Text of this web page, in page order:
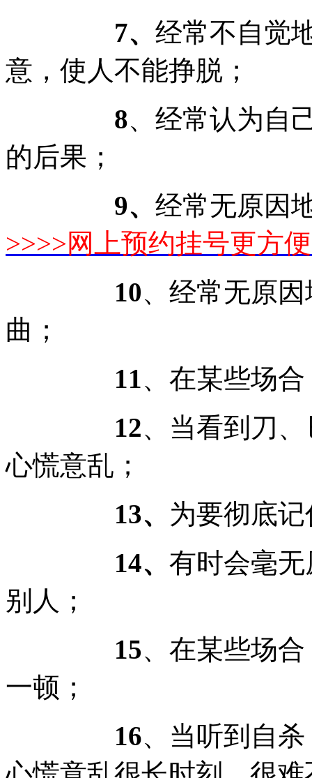
7、 经常不自觉
意，使人不能挣脱；
8、经常认为自
的后果；
9、 经常无原因
>>>>网上预约挂号更方
10、经常无原
曲；
11、在某些场
12、当看到刀
心慌意乱；
13、 为要彻底
14、 有时会毫
别人；
15、在某些场
一顿；
16、当听到自